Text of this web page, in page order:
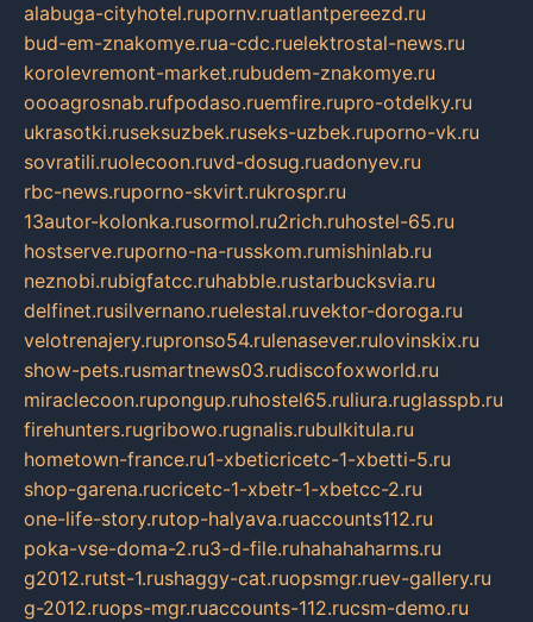
alabuga-cityhotel.rupornv.ruatlantpereezd.ru
bud-em-znakomye.rua-cdc.ruelektrostal-news.ru
korolevremont-market.rubudem-znakomye.ru
oooagrosnab.rufpodaso.ruemfire.rupro-otdelky.ru
ukrasotki.ruseksuzbek.ruseks-uzbek.ruporno-vk.ru
sovratili.ruolecoon.ruvd-dosug.ruadonyev.ru
rbc-news.ruporno-skvirt.rukrospr.ru
13autor-kolonka.rusormol.ru2rich.ruhostel-65.ru
hostserve.ruporno-na-russkom.rumishinlab.ru
neznobi.rubigfatcc.ruhabble.rustarbucksvia.ru
delfinet.rusilvernano.ruelestal.ruvektor-doroga.ru
velotrenajery.rupronso54.rulenasever.rulovinskix.ru
show-pets.rusmartnews03.rudiscofoxworld.ru
miraclecoon.rupongup.ruhostel65.ruliura.ruglasspb.ru
firehunters.rugribowo.rugnalis.rubulkitula.ru
hometown-france.ru1-xbeticricetc-1-xbetti-5.ru
shop-garena.rucricetc-1-xbetr-1-xbetcc-2.ru
one-life-story.rutop-halyava.ruaccounts112.ru
poka-vse-doma-2.ru3-d-file.ruhahahaharms.ru
g2012.rutst-1.rushaggy-cat.ruopsmgr.ruev-gallery.ru
g-2012.ruops-mgr.ruaccounts-112.rucsm-demo.ru